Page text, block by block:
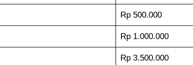
Rp 500.000
Rp 1.000.000
Rp 3.500.000